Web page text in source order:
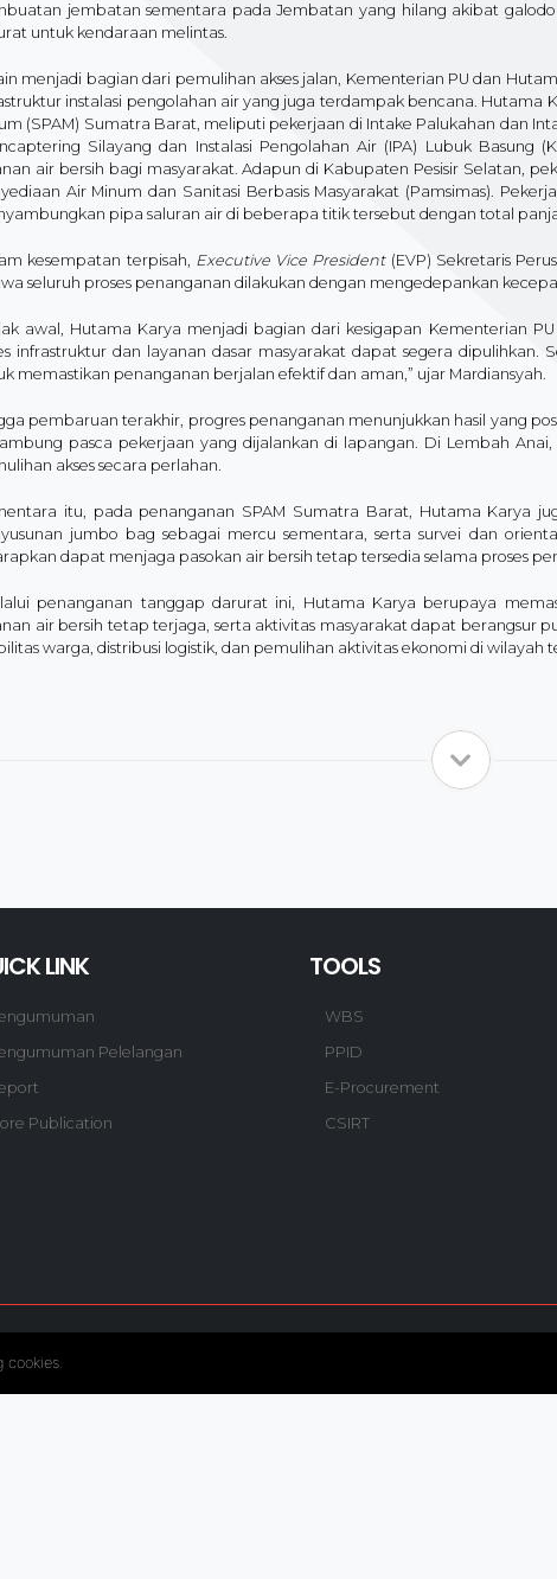
jembatan sementara pada Jembatan yang hilang akibat
untuk kendaraan melintas.
menjadi bagian dari pemulihan akses jalan, Kementerian PU dan
instalasi pengolahan air yang juga terdampak bencana. Hutama
(SPAM) Sumatra Barat, meliputi pekerjaan di Intake Palukahan dan
Silayang dan Instalasi Pengolahan Air (IPA) Lubuk Basung
air bersih bagi masyarakat. Adapun di Kabupaten Pesisir Selatan,
Air Minum dan Sanitasi Berbasis Masyarakat (Pamsimas).
pipa saluran air di beberapa titik tersebut dengan total
kesempatan terpisah, Executive Vice President (EVP) Sekretaris
seluruh proses penanganan dilakukan dengan mengedepankan
awal, Hutama Karya menjadi bagian dari kesigapan Kementerian
infrastruktur dan layanan dasar masyarakat dapat segera dipulihkan.
memastikan penanganan berjalan efektif dan aman,” ujar Mardiansyah.
pembaruan terakhir, progres penanganan menunjukkan hasil yang
pasca pekerjaan yang dijalankan di lapangan. Di Lembah
akses secara perlahan.
itu, pada penanganan SPAM Sumatra Barat, Hutama Karya
jumbo bag sebagai mercu sementara, serta survei dan
dapat menjaga pasokan air bersih tetap tersedia selama proses
penanganan tanggap darurat ini, Hutama Karya berupaya
air bersih tetap terjaga, serta aktivitas masyarakat dapat berangsur
warga, distribusi logistik, dan pemulihan aktivitas ekonomi di
LINK
Pelelangan
Publication
TOOLS
WBS
PPID
E-Procurement
CSIRT
cookies.